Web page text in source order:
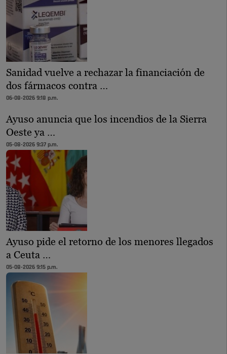
Sanidad vuelve a rechazar la financiación de
dos fármacos contra …
06-08-2026 9:18 p.m.
Ayuso anuncia que los incendios de la Sierra
Oeste ya …
05-08-2026 9:37 p.m.
Ayuso pide el retorno de los menores llegados
a Ceuta …
05-08-2026 9:15 p.m.